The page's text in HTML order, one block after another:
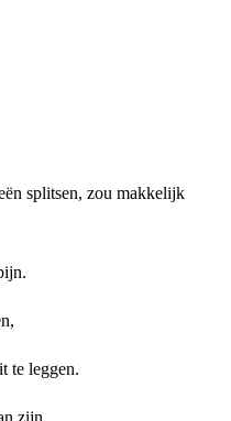
splitsen, zou makkelijk
te leggen.
zijn,